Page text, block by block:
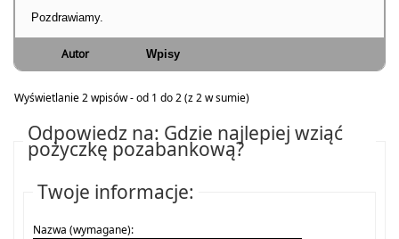
Pozdrawiamy.
Autor Wpisy
Wyświetlanie 2 wpisów - od 1 do 2 (z 2 w sumie)
Odpowiedz na: Gdzie najlepiej wziąć
pożyczkę pozabankową?
Twoje informacje:
Nazwa (wymagane):